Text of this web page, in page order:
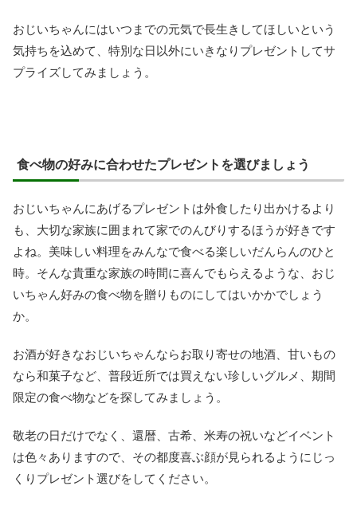
おじいちゃんにはいつまでの元気で長生きしてほしいという
気持ちを込めて、特別な日以外にいきなりプレゼントしてサ
プライズしてみましょう。
食べ物の好みに合わせたプレゼントを選びましょう
おじいちゃんにあげるプレゼントは外食したり出かけるより
も、大切な家族に囲まれて家でのんびりするほうが好きです
よね。美味しい料理をみんなで食べる楽しいだんらんのひと
時。そんな貴重な家族の時間に喜んでもらえるような、おじ
いちゃん好みの食べ物を贈りものにしてはいかかでしょう
か。
お酒が好きなおじいちゃんならお取り寄せの地酒、甘いもの
なら和菓子など、普段近所では買えない珍しいグルメ、期間
限定の食べ物などを探してみましょう。
敬老の日だけでなく、還暦、古希、米寿の祝いなどイベント
は色々ありますので、その都度喜ぶ顔が見られるようにじっ
くりプレゼント選びをしてください。